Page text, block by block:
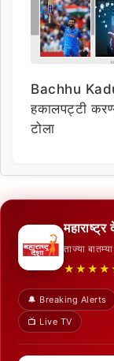
Bachhu Kadu
हकालपट्टी
टोला
ताज्या
🔔 Breaking Alerts
📺 Live TV